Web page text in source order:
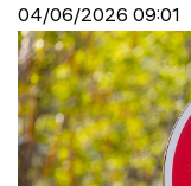
04/06/2026 09:01